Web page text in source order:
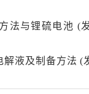
法与锂硫电池 (
液及制备方法 (